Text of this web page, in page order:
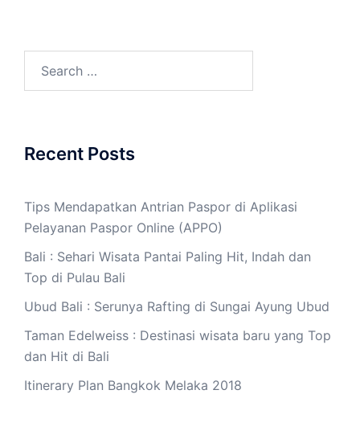
Recent Posts
Tips Mendapatkan Antrian Paspor di Aplikasi
Pelayanan Paspor Online (APPO)
Bali : Sehari Wisata Pantai Paling Hit, Indah dan
Top di Pulau Bali
Ubud Bali : Serunya Rafting di Sungai Ayung Ubud
Taman Edelweiss : Destinasi wisata baru yang Top
dan Hit di Bali
Itinerary Plan Bangkok Melaka 2018